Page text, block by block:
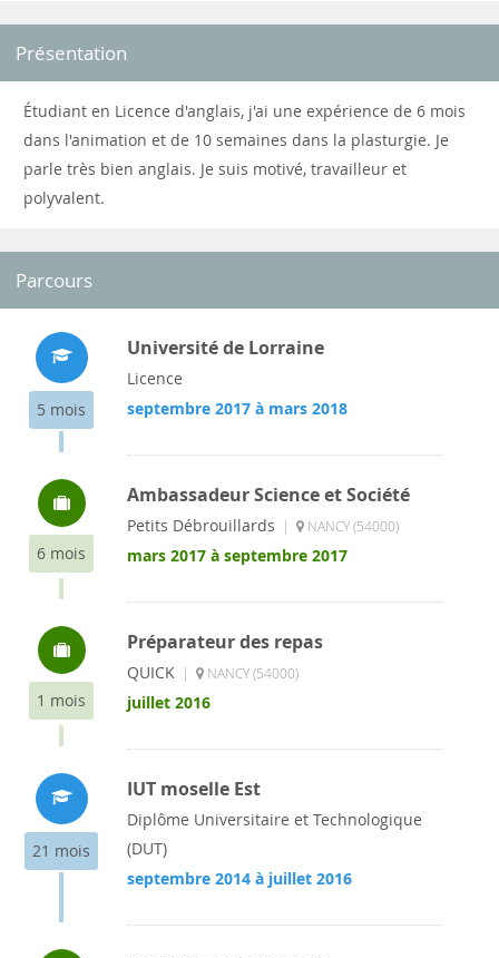
Présentation
Étudiant en Licence d'anglais, j'ai une expérience de 6 mois
dans l'animation et de 10 semaines dans la plasturgie. Je
parle très bien anglais. Je suis motivé, travailleur et
polyvalent.
Parcours
5 mois
Université de Lorraine
Licence
septembre 2017 à mars 2018
6 mois
Ambassadeur Science et Société
Petits Débrouillards | NANCY (54000)
mars 2017 à septembre 2017
1 mois
Préparateur des repas
QUICK | NANCY (54000)
juillet 2016
21 mois
IUT moselle Est
Diplôme Universitaire et Technologique
(DUT)
septembre 2014 à juillet 2016